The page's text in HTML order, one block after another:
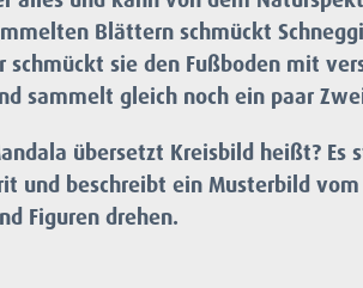
Blättern schmückt
schmückt sie den Fußboden mit
sammelt gleich noch ein paar
übersetzt Kreisbild heißt?
und beschreibt ein Musterbild
Figuren drehen.